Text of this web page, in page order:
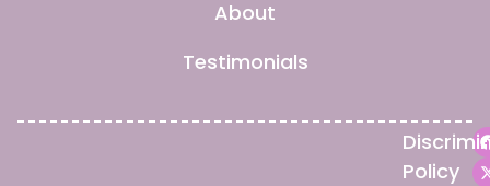
About
Testimonials
Policy